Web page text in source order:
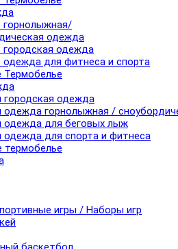
горнолыжная/
одежда
городская одежда
одежда для фитнеса и спорта
Термобелье
городская одежда
одежда горнолыжная /
одежда для беговых лыж
одежда для спорта и фитнеса
термобелье
игры / Наборы игр